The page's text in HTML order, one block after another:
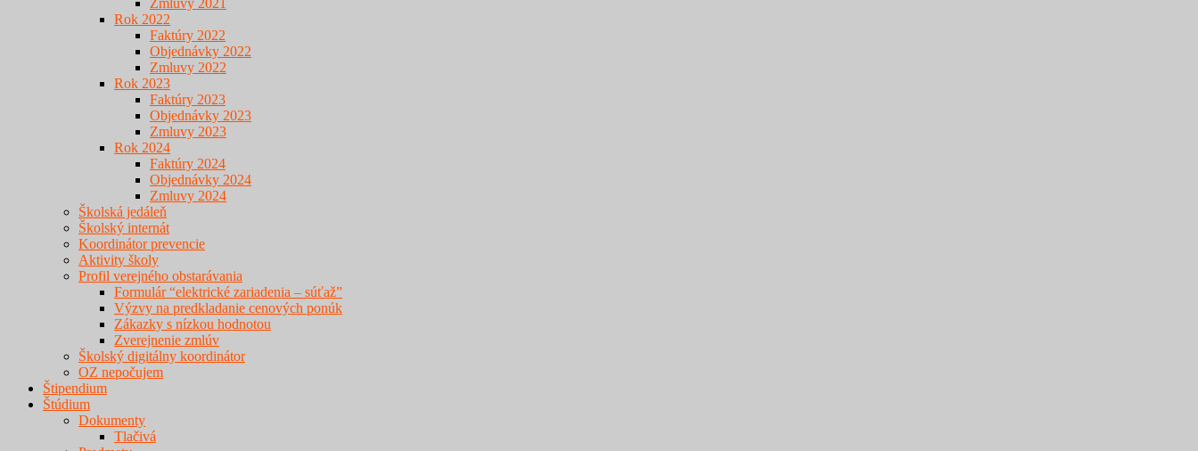
Zmluvy 2021
Rok 2022
Faktúry 2022
Objednávky 2022
Zmluvy 2022
Rok 2023
Faktúry 2023
Objednávky 2023
Zmluvy 2023
Rok 2024
Faktúry 2024
Objednávky 2024
Zmluvy 2024
Školská jedáleň
Školský internát
Koordinátor prevencie
Aktivity školy
Profil verejného obstarávania
Formulár “elektrické zariadenia – súťaž”
Výzvy na predkladanie cenových ponúk
Zákazky s nízkou hodnotou
Zverejnenie zmlúv
Školský digitálny koordinátor
OZ nepočujem
Štipendium
Štúdium
Dokumenty
Tlačivá